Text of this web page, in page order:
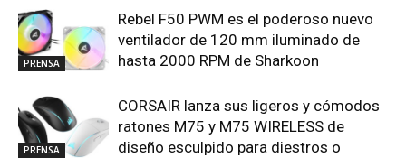
PRENSA
Rebel F50 PWM es el poderoso nuevo
ventilador de 120 mm iluminado de
hasta 2000 RPM de Sharkoon
PRENSA
CORSAIR lanza sus ligeros y cómodos
ratones M75 y M75 WIRELESS de
diseño esculpido para diestros o